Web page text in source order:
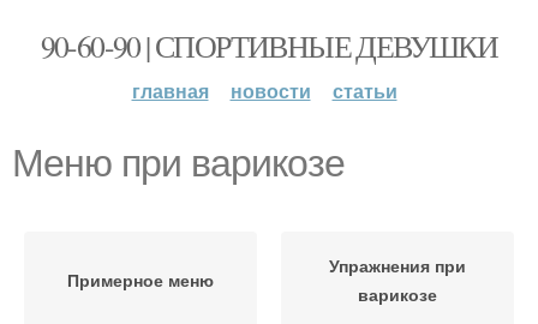
90-60-90 | СПОРТИВНЫЕ ДЕВУШКИ
главная новости статьи
Меню при варикозе
Примерное меню
Упражнения при
варикозе